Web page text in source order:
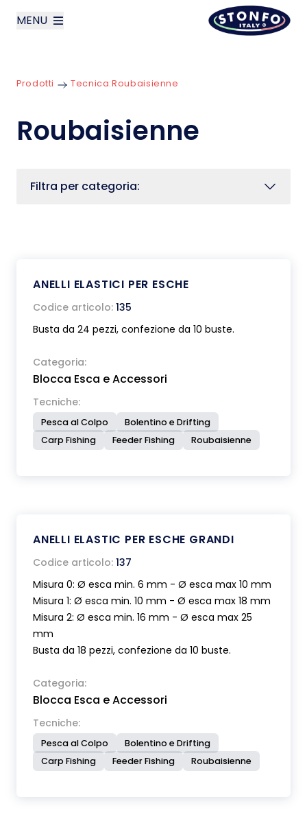
MENU
Prodotti
Prodotti Tecnica:Roubaisienne
Roubaisienne
Filtra per categoria:
ANELLI ELASTICI PER ESCHE
Codice articolo: 135
Busta da 24 pezzi, confezione da 10 buste.
Categoria:
Blocca Esca e Accessori
Tecniche:
Pesca al Colpo
Bolentino e Drifting
Carp Fishing
Feeder Fishing Roubaisienne
ANELLI ELASTIC PER ESCHE GRANDI
Codice articolo: 137
Misura 0: Ø esca min. 6 mm - Ø esca max 10 mm
Misura 1: Ø esca min. 10 mm - Ø esca max 18 mm
Misura 2: Ø esca min. 16 mm - Ø esca max 25
mm
Busta da 18 pezzi, confezione da 10 buste.
Categoria:
Blocca Esca e Accessori
Tecniche:
Pesca al Colpo
Bolentino e Drifting
Carp Fishing
Feeder Fishing Roubaisienne